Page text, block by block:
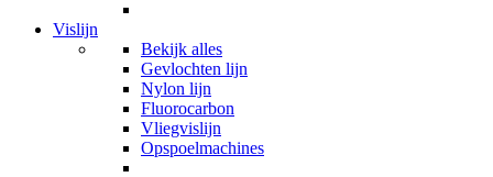
Vislijn
Bekijk alles
Gevlochten lijn
Nylon lijn
Fluorocarbon
Vliegvislijn
Opspoelmachines